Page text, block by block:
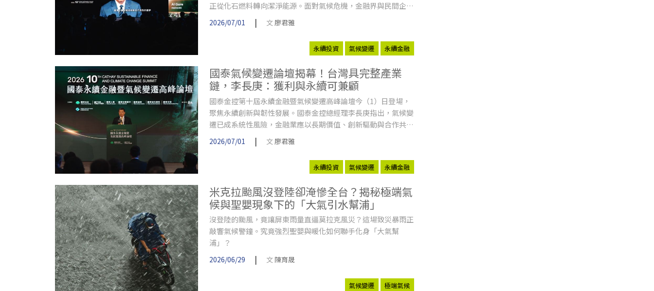
正從化石燃料轉向潔淨能源。面對氣候危機，金融界與民間企業
更應引導資本支持永續經濟。
2026/07/01 | 文廖君雅
永續投資 氣候變遷 永續金融
國泰氣候變遷論壇揭幕！台灣具完整產業
鏈，李長庚：獲利與永續可兼顧
國泰金控第十屆永續金融暨氣候變遷高峰論壇今（1）日登場，
聚焦永續創新與韌性發展。國泰金控總經理李長庚指出，氣候變
遷已成系統性風險，金融業應以長期價值、創新驅動與合作共
好，推動產業永續轉型。
2026/07/01 | 文 廖君雅
永續投資 氣候變遷 永續金融
米克拉颱風沒登陸卻淹慘全台？揭秘極端氣
候與聖嬰現象下的「大氣引水幫浦」
沒登陸的颱風，竟讓屏東雨量直逼莫拉克風災？這場致災暴雨正
敲響氣候警鐘。究竟強烈聖嬰與暖化如何聯手化身「大氣幫
浦」？
2026/06/29 | 文 陳育晟
氣候變遷 極端氣候